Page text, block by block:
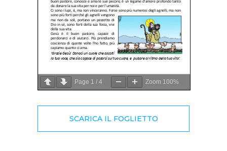
Page 1 / 4 Zoom 100%
SCARICA IL FOGLIETTO